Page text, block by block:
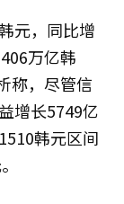
元，同比增
万亿韩
称，尽管信
增长5749亿
韩元区间